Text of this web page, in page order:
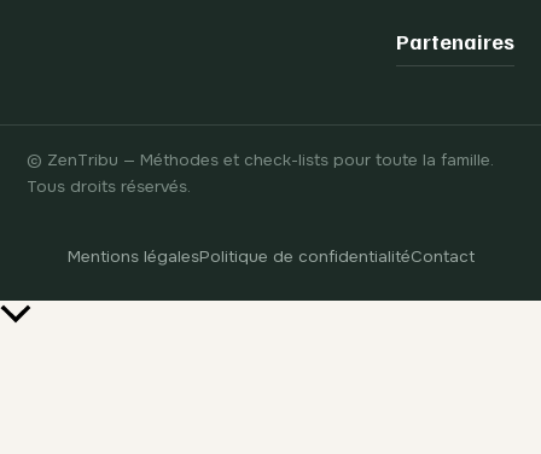
Partenaires
© ZenTribu — Méthodes et check-lists pour toute la famille.
Tous droits réservés.
Mentions légalesPolitique de confidentialitéContact